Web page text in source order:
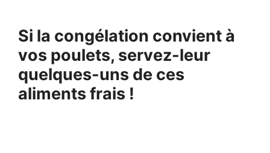
Si la congélation convient à
vos poulets, servez-leur
quelques-uns de ces
aliments frais !